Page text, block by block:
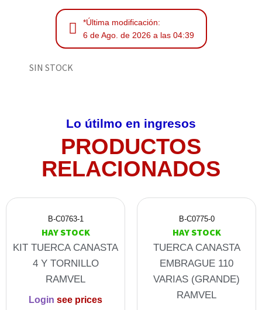
*Última modificación:
6 de Ago. de 2026 a las 04:39
SIN STOCK
Lo útilmo en ingresos
PRODUCTOS
RELACIONADOS
B-C0763-1
HAY STOCK
KIT TUERCA CANASTA
4 Y TORNILLO
RAMVEL
Login see prices
B-C0775-0
HAY STOCK
TUERCA CANASTA
EMBRAGUE 110
VARIAS (GRANDE)
RAMVEL